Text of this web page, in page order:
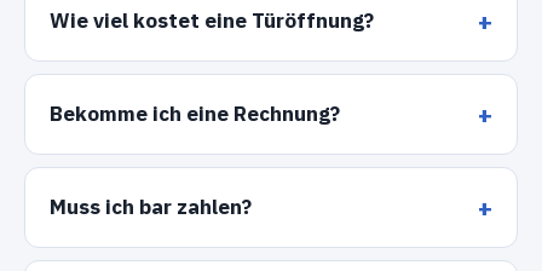
Wie viel kostet eine Türöffnung?
Bekomme ich eine Rechnung?
Muss ich bar zahlen?